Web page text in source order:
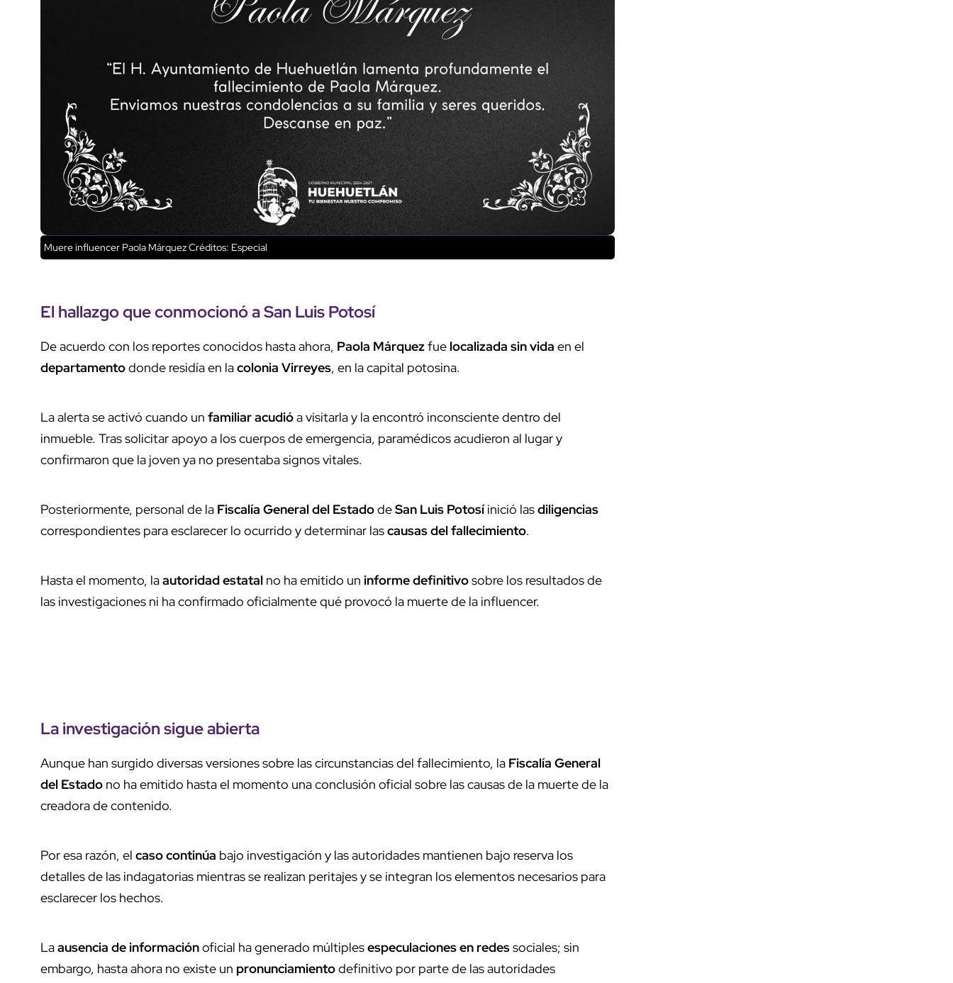
Muere influencer Paola MárquezCréditos: Especial
El hallazgo que conmocionó aSan Luis Potosí
De acuerdo con los reportes conocidos hasta ahora, Paola Márquezfue localizada sin vida en el
departamentodonde residía en lacolonia Virreyes, en la capital potosina.
La alerta se activó cuando un familiar acudióa visitarla y la encontró inconsciente dentro del
inmueble. Tras solicitar apoyo a los cuerpos de emergencia, paramédicos acudieron al lugar y
confirmaron que la joven ya no presentaba signos vitales.
Posteriormente, personal de la Fiscalía General del EstadodeSan Luis Potosíinició lasdiligencias
correspondientes para esclarecer lo ocurrido y determinar lascausas del fallecimiento.
Hasta el momento, laautoridad estatal no ha emitido un informe definitivosobre los resultados de
las investigaciones ni ha confirmado oficialmente qué provocó la muerte de la influencer.
La investigación sigue abierta
Aunque han surgido diversas versiones sobre las circunstancias del fallecimiento, la Fiscalía General
del Estado no ha emitido hasta el momento una conclusión oficial sobre las causas de la muerte de la
creadora de contenido.
Por esa razón, el caso continúa bajo investigación y las autoridades mantienen bajo reserva los
detalles de las indagatorias mientras se realizan peritajes y se integran los elementos necesarios para
esclarecer los hechos.
Laausencia de informaciónoficial ha generado múltiplesespeculaciones en redessociales; sin
embargo, hasta ahora no existe un pronunciamientodefinitivo por parte de las autoridades